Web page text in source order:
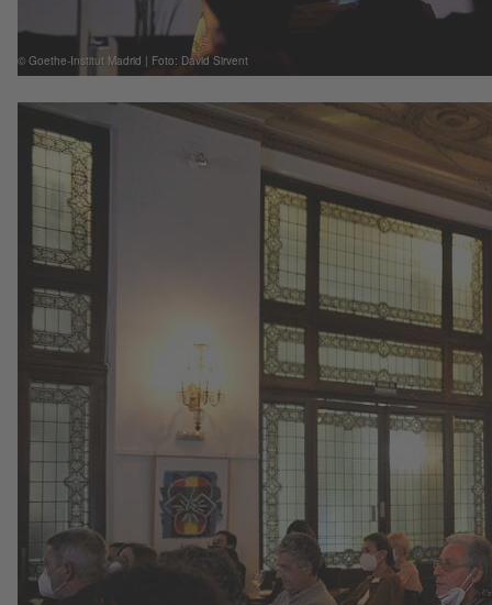
© Goethe-Institut Madrid | Foto: David Sirvent